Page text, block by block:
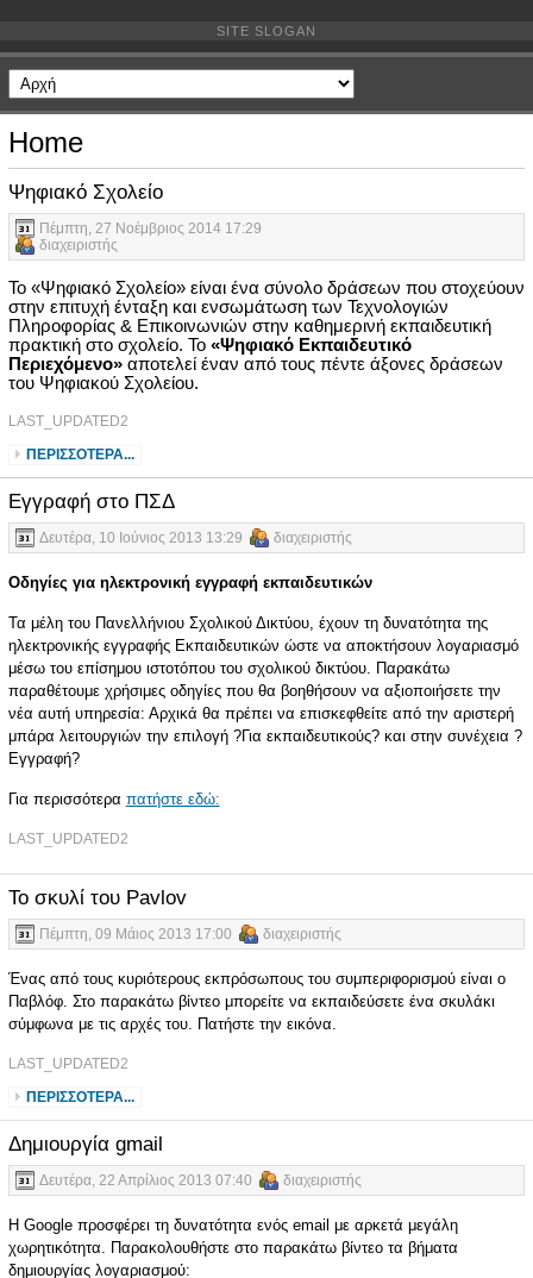
SITE SLOGAN
Home
Ψηφιακό Σχολείο
Πέμπτη, 27 Νοέμβριος 2014 17:29
διαχειριστής
Το «Ψηφιακό Σχολείο» είναι ένα σύνολο δράσεων που στοχεύουν
στην επιτυχή ένταξη και ενσωμάτωση των Τεχνολογιών
Πληροφορίας & Επικοινωνιών στην καθημερινή εκπαιδευτική
πρακτική στο σχολείο. Το «Ψηφιακό Εκπαιδευτικό
Περιεχόμενο» αποτελεί έναν από τους πέντε άξονες δράσεων
του Ψηφιακού Σχολείου.
LAST_UPDATED2
ΠΕΡΙΣΣΌΤΕΡΑ...
Εγγραφή στο ΠΣΔ
Δευτέρα, 10 Ιούνιος 2013 13:29 διαχειριστής
Οδηγίες για ηλεκτρονική εγγραφή εκπαιδευτικών
Τα μέλη του Πανελλήνιου Σχολικού Δικτύου, έχουν τη δυνατότητα της
ηλεκτρονικής εγγραφής Εκπαιδευτικών ώστε να αποκτήσουν λογαριασμό
μέσω του επίσημου ιστοτόπου του σχολικού δικτύου. Παρακάτω
παραθέτουμε χρήσιμες οδηγίες που θα βοηθήσουν να αξιοποιήσετε την
νέα αυτή υπηρεσία: Αρχικά θα πρέπει να επισκεφθείτε από την αριστερή
μπάρα λειτουργιών την επιλογή ?Για εκπαιδευτικούς? και στην συνέχεια ?
Εγγραφή?
Για περισσότερα πατήστε εδώ:
LAST_UPDATED2
Το σκυλί του Pavlov
Πέμπτη, 09 Μάιος 2013 17:00 διαχειριστής
Ένας από τους κυριότερους εκπρόσωπους του συμπεριφορισμού είναι ο
Παβλόφ. Στο παρακάτω βίντεο μπορείτε να εκπαιδεύσετε ένα σκυλάκι
σύμφωνα με τις αρχές του. Πατήστε την εικόνα.
LAST_UPDATED2
ΠΕΡΙΣΣΌΤΕΡΑ...
Δημιουργία gmail
Δευτέρα, 22 Απρίλιος 2013 07:40 διαχειριστής
Η Google προσφέρει τη δυνατότητα ενός email με αρκετά μεγάλη
χωρητικότητα. Παρακολουθήστε στο παρακάτω βίντεο τα βήματα
δημιουργίας λογαριασμού: